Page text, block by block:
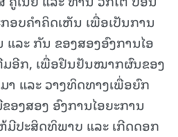
ອບຄໍາຄິດເຫັນ ເພື່ອເປັນການ
ລະ ກັນ ຂອງສອງອົງການໄອ
ມອີກ, ເພື່ອຢືນຢັນໝາກຜົນຂອງ
າ ແລະ ວາງທິດທາງເພື່ອຍົກ
ງສອງ ອົງການໄອຍະການ
ມີປະສິດທິພາບ ແລະ ເກີດດອກ